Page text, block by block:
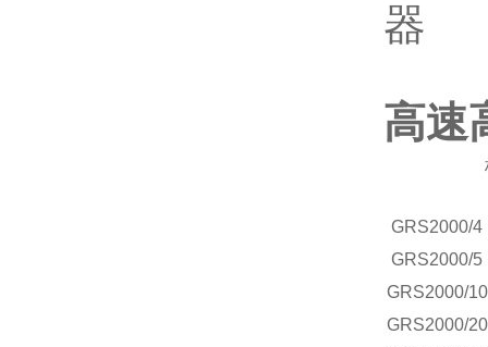
器
高速
GRS2000/4
GRS2000/5
GRS2000/10
GRS2000/20